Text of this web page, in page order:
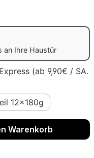
an Ihre Haustür
(ab 9,90€ / SA.
12x180g
Warenkorb